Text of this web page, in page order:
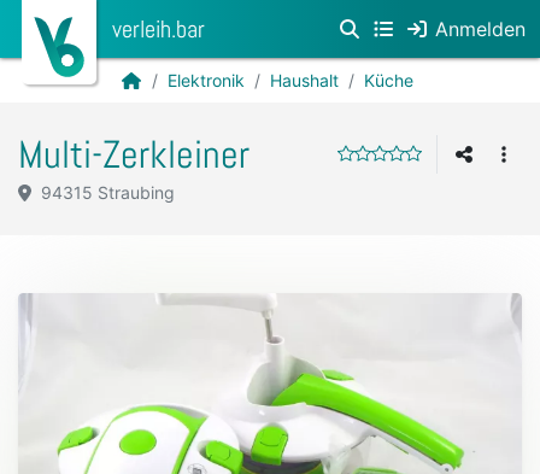
verleih.bar Anmelden
Elektronik Haushalt Küche
Multi-Zerkleiner
94315 Straubing